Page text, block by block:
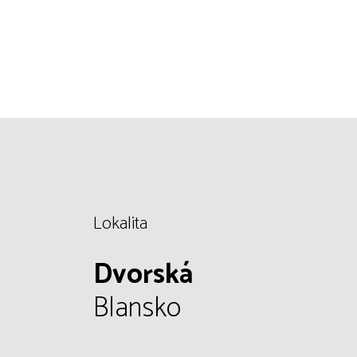
Lokalita
Dvorská
Blansko